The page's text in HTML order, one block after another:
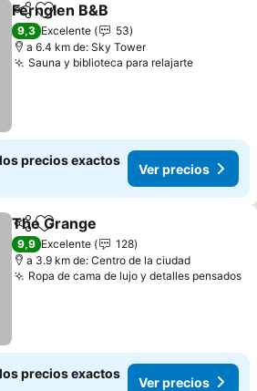
CompartirAgregar a favoritos
Fernglen B&B
9,3 Excelente
53
a 6.4 km de: Sky Tower
Sauna y biblioteca para relajarteVer
precios exactos
Ver precios
Compartir
Agregar a favoritos
The Grange
9,9 Excelente
128
a 3.9 km de: Centro de la ciudad
Ropa de cama de lujo y detalles pensados
precios exactos
Ver precios